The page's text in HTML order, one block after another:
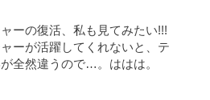
ーの復活、私も見てみたい!!!
ーが活躍してくれないと、テ
全然違うので…。ははは。